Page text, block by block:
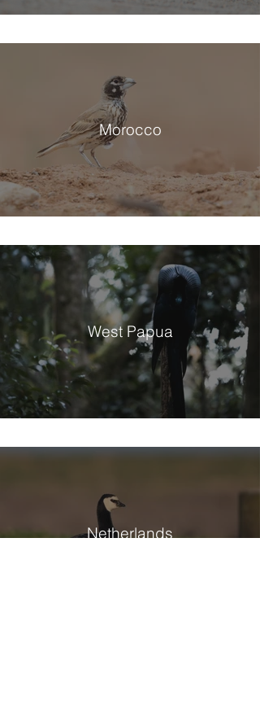
Morocco
West Papua
Netherlands